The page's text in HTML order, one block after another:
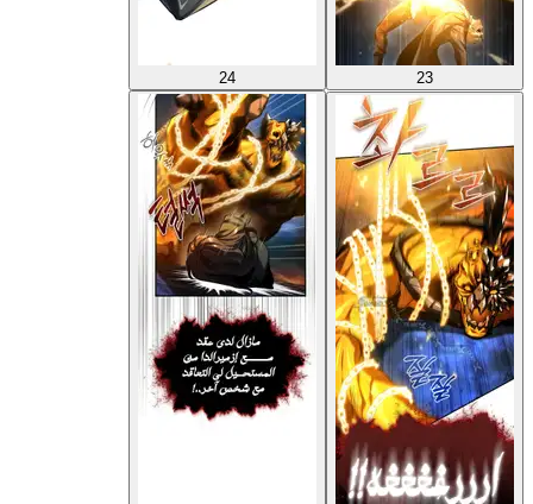
23
24